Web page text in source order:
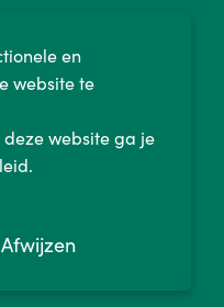
en
website te
website ga je
Afwijzen